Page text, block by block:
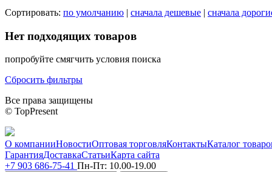
Сортировать: по умолчанию | сначала дешевые | сначала
Нет подходящих товаров
попробуйте смягчить условия поиска
Сбросить фильтры
Все права защищены
© TopPresent
О компанииНовостиОптовая торговляКонтактыКаталог
ГарантияДоставкаСтатьиКарта сайта
+7 903 686-75-41 Пн-Пт: 10.00-19.00